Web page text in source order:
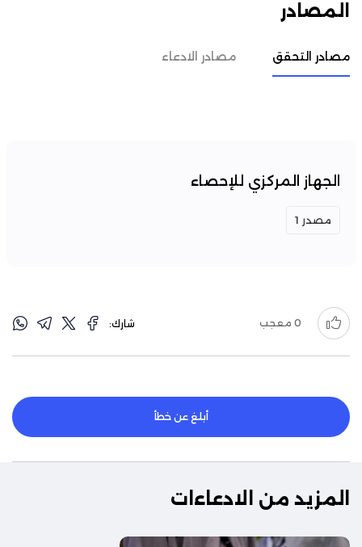
المصادر
مصادر التحقق مصادر الادعاء
الجهاز المركزي للإحصاء
مصدر 1
0 معجب شارك:
أبلغ عن خطأ
المزيد من الادعاءات